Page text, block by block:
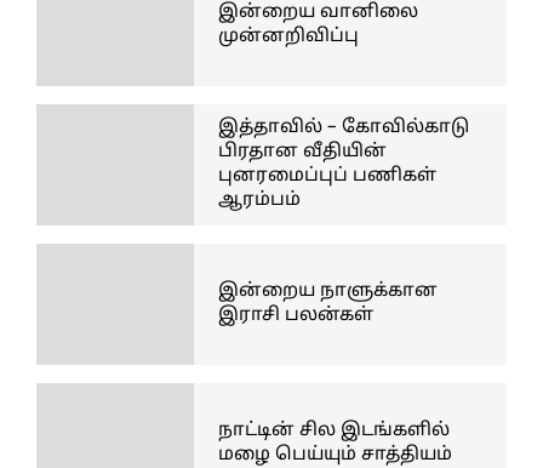
இன்றைய வானிலை
முன்னறிவிப்பு
இத்தாவில் – கோவில்காடு
பிரதான வீதியின்
புனரமைப்புப் பணிகள்
ஆரம்பம்
இன்றைய நாளுக்கான
இராசி பலன்கள்
நாட்டின் சில இடங்களில்
மழை பெய்யும் சாத்தியம்